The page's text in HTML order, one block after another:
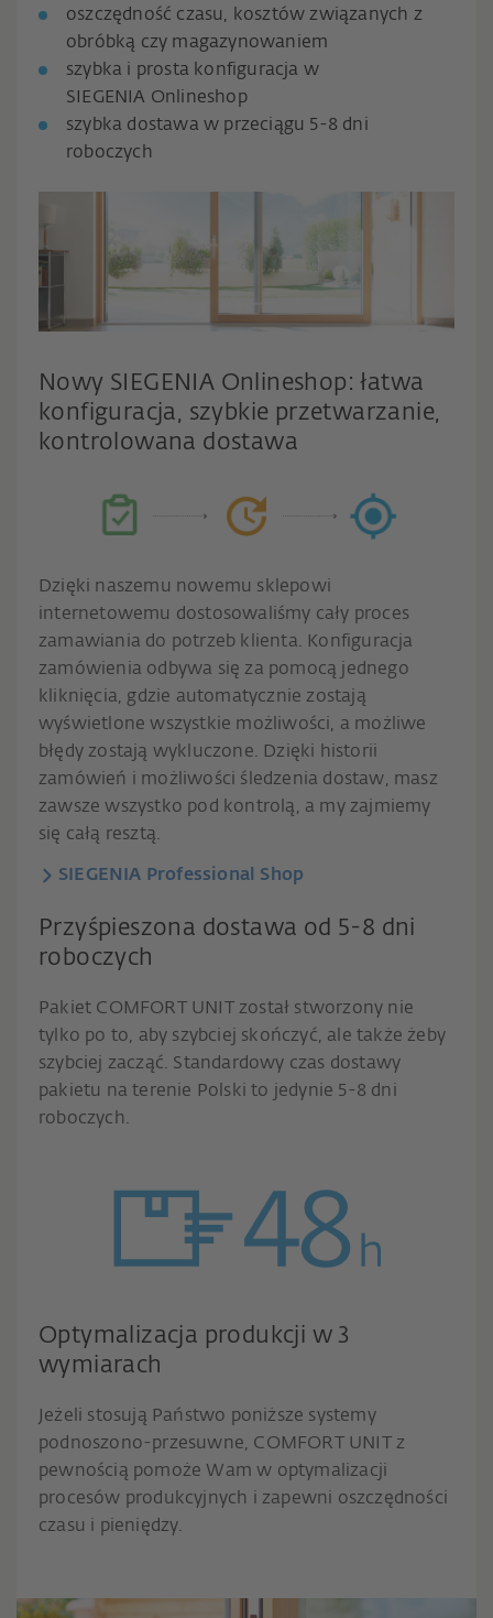
oszczędność czasu, kosztów związanych z
obróbką czy magazynowaniem
szybka i prosta konfiguracja w
SIEGENIA Onlineshop
szybka dostawa w przeciągu 5-8 dni
roboczych
Nowy SIEGENIA Onlineshop: łatwa
konfiguracja, szybkie przetwarzanie,
kontrolowana dostawa
Dzięki naszemu nowemu sklepowi
internetowemu dostosowaliśmy cały proces
zamawiania do potrzeb klienta. Konfiguracja
zamówienia odbywa się za pomocą jednego
kliknięcia, gdzie automatycznie zostają
wyświetlone wszystkie możliwości, a możliwe
błędy zostają wykluczone. Dzięki historii
zamówień i możliwości śledzenia dostaw, masz
zawsze wszystko pod kontrolą, a my zajmiemy
się całą resztą.
SIEGENIA Professional Shop
Przyśpieszona dostawa od 5-8 dni
roboczych
Pakiet COMFORT UNIT został stworzony nie
tylko po to, aby szybciej skończyć, ale także żeby
szybciej zacząć. Standardowy czas dostawy
pakietu na terenie Polski to jedynie 5-8 dni
roboczych.
Optymalizacja produkcji w 3
wymiarach
Jeżeli stosują Państwo poniższe systemy
podnoszono-przesuwne, COMFORT UNIT z
pewnością pomoże Wam w optymalizacji
procesów produkcyjnych i zapewni oszczędności
czasu i pieniędzy.